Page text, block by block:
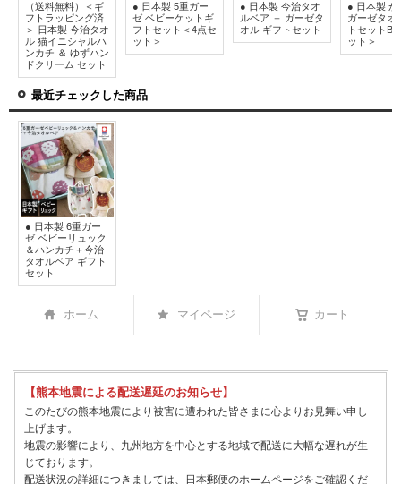
（送料無料）＜ギ
フトラッピング済
＞ 日本製 今治タオ
ル 猫イニシャルハ
ンカチ ＆ ゆずハン
ドクリーム セット
● 日本製 5重ガー
ゼ ベビーケットギ
フトセット＜4点セ
ット＞
● 日本製 今治タオ
ルベア ＋ ガーゼタ
オル ギフトセット
● 日本製 か
ガーゼタオ
トセットB
ット＞
最近チェックした商品
● 日本製 6重ガー
ゼ ベビーリュック
＆ハンカチ＋今治
タオルベア ギフト
セット
ホーム マイページ カート
【熊本地震による配送遅延のお知らせ】
このたびの熊本地震により被害に遭われた皆さまに心よりお見舞い申し
上げます。
地震の影響により、九州地方を中心とする地域で配送に大幅な遅れが生
じております。
配送状況の詳細につきましては、日本郵便のホームページをご確認くだ